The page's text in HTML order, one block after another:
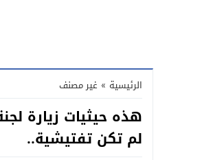
الرئيسية » غير مصنف
هذه حيثيات زيارة
لم تكن تفتيشية..